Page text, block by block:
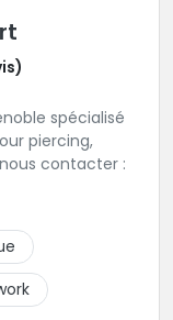
spécialisé
piercing,
contacter :